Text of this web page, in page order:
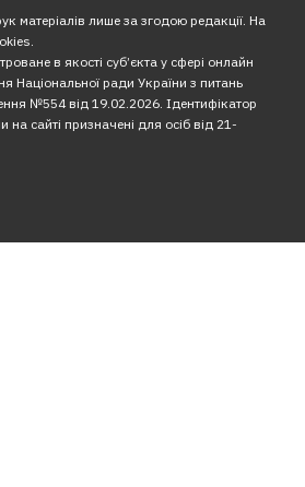
матеріалів лише за згодою редакції. На
в якості суб’єкта у сфері онлайн
Національної ради України з питань
№554 від 19.02.2026. Ідентифікатор
на сайті призначені для осіб від 21-